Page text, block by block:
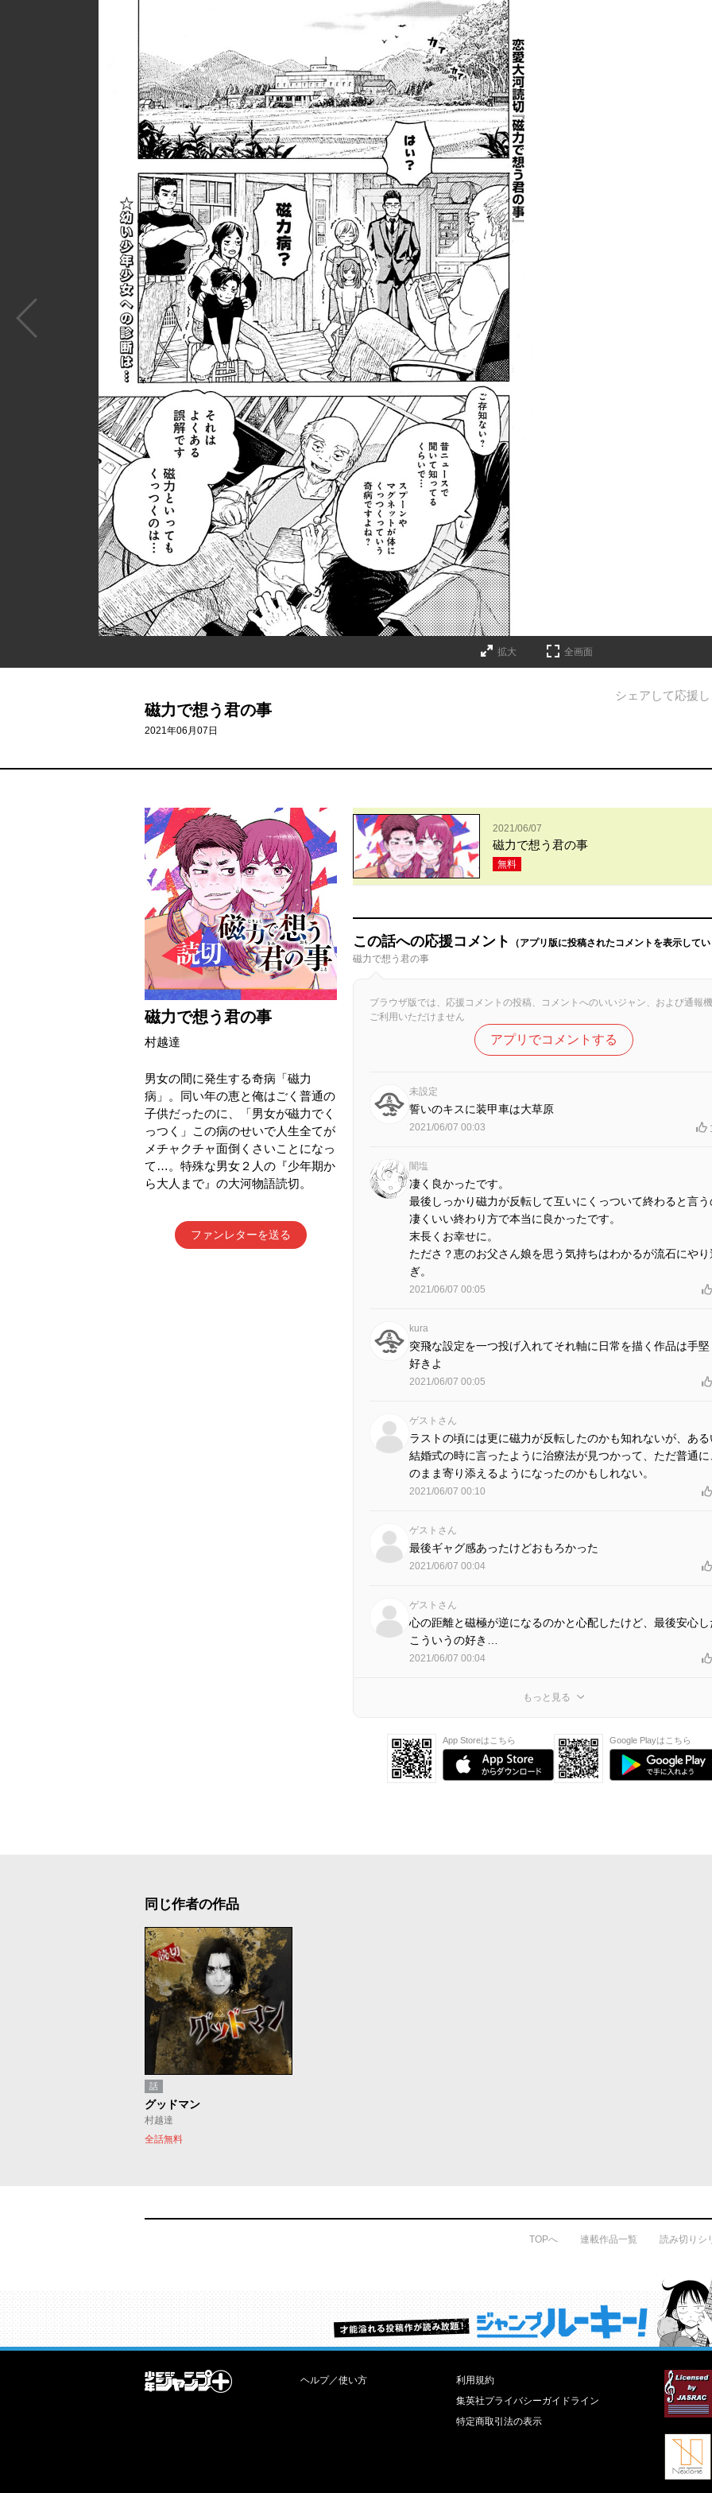
拡大 全画面
磁力で想う君の事
2021年06月07日
シェアして応援し
磁力で想う君の事
村越達
男女の間に発生する奇病「磁力
病」。同い年の恵と俺はごく普通の
子供だったのに、「男女が磁力でく
っつく」この病のせいで人生全てが
メチャクチャ面倒くさいことになっ
て…。特殊な男女２人の『少年期か
ら大人まで』の大河物語読切。
ファンレターを送る
2021/06/07
磁力で想う君の事
無料
この話への応援コメント
（アプリ版に投稿されたコメントを表示してい
磁力で想う君の事
ブラウザ版では、応援コメントの投稿、コメントへのいいジャン、および通報
ご利用いただけません
アプリでコメントする
未設定
誓いのキスに装甲車は大草原
2021/06/07 00:03
闇塩
凄く良かったです。
最後しっかり磁力が反転して互いにくっついて終わると言う
凄くいい終わり方で本当に良かったです。
末長くお幸せに。
たださ？恵のお父さん娘を思う気持ちはわかるが流石にやり
ぎ。
2021/06/07 00:05
kura
突飛な設定を一つ投げ入れてそれ軸に日常を描く作品は手堅
好きよ
2021/06/07 00:05
ゲストさん
ラストの頃には更に磁力が反転したのかも知れないが、ある
結婚式の時に言ったように治療法が見つかって、ただ普通に
のまま寄り添えるようになったのかもしれない。
2021/06/07 00:10
ゲストさん
最後ギャグ感あったけどおもろかった
2021/06/07 00:04
ゲストさん
心の距離と磁極が逆になるのかと心配したけど、最後安心し
こういうの好き…
2021/06/07 00:04
もっと見る
App Storeはこちら Google Playはこちら
同じ作者の作品
話
グッドマン
村越達
全話無料
TOPへ 連載作品一覧 読み切りシ
才能溢れる投稿作が読み放題！ ジャンプルーキー！
ヘルプ／使い方
利用規約
集英社プライバシーガイドライン
特定商取引法の表示